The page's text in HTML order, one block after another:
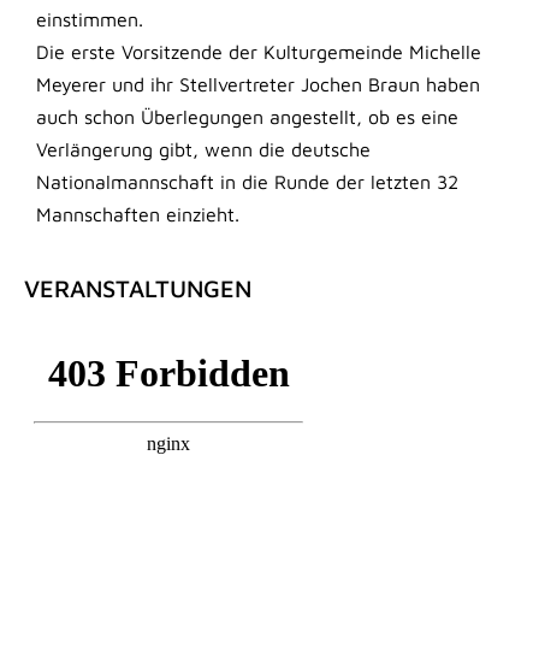
einstimmen.
Die erste Vorsitzende der Kulturgemeinde Michelle
Meyerer und ihr Stellvertreter Jochen Braun haben
auch schon Überlegungen angestellt, ob es eine
Verlängerung gibt, wenn die deutsche
Nationalmannschaft in die Runde der letzten 32
Mannschaften einzieht.
VERANSTALTUNGEN